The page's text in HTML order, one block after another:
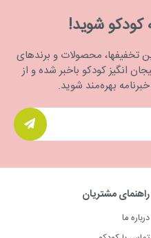
کودکو شوید!
تخفیفها، محصولات و برندهای
انگیز کودکو باخبر شده و از
بهره‌مند شوید.
راهنمای مشتریان
درباره ما